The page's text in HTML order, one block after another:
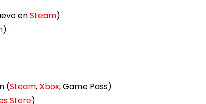
enSteam)
)
(Steam, Xbox, Game Pass)
Store)